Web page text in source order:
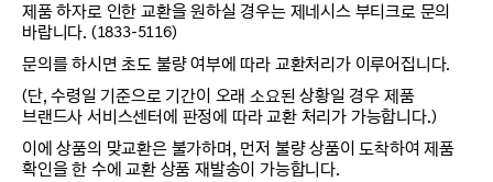
제품 하자로 인한 교환을 원하실 경우는 제네시스 부티크로 문의
바랍니다. (1833-5116)
문의를 하시면 초도 불량 여부에 따라 교환처리가 이루어집니다.
(단, 수령일 기준으로 기간이 오래 소요된 상황일 경우 제품
브랜드사 서비스센터에 판정에 따라 교환 처리가 가능합니다.)
이에 상품의 맞교환은 불가하며, 먼저 불량 상품이 도착하여 제품
확인을 한 수에 교환 상품 재발송이 가능합니다.